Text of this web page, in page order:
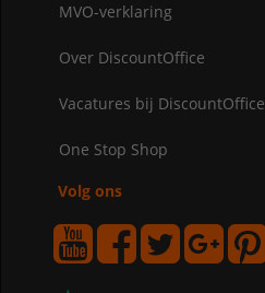
MVO-verklaring
Over DiscountOffice
Vacatures bij DiscountOffice
One Stop Shop
Volg ons